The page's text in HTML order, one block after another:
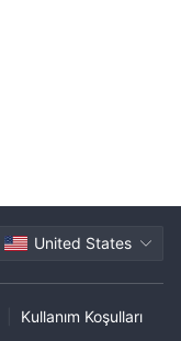
United States
Kullanım Koşulları